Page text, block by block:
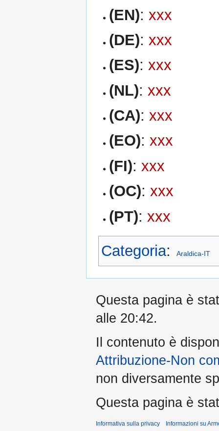
(EN):xxx
(DE):xxx
(ES):xxx
(NL):xxx
(CA):xxx
(EO):xxx
(FI):xxx
(OC):xxx
(PT):xxx
Categoria: Araldica-IT
Questa pagina è
alle 20:42.
Il contenuto è
Attribuzione-Non
non diversamente
Questa pagina è
Informativa sulla privacy Informazioni su